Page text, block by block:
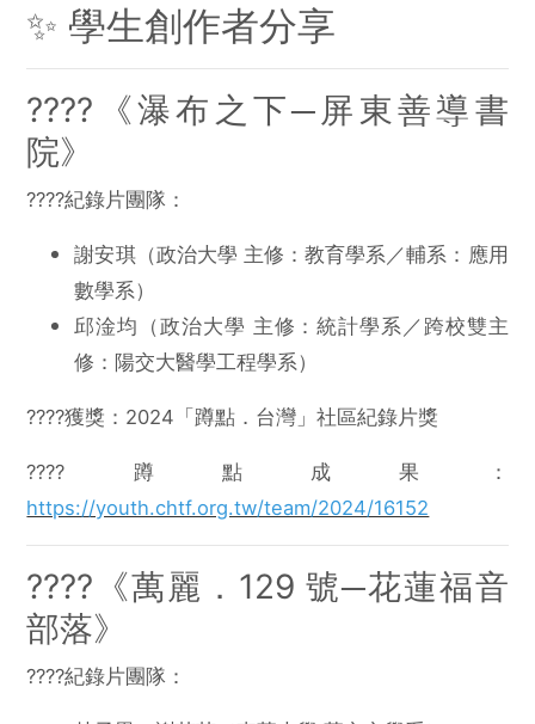
✨ 學生創作者分享
????️《瀑布之下─屏東善導書
院》
????紀錄片團隊：
謝安琪（政治大學 主修：教育學系／輔系：應用
數學系）
邱淦均（政治大學 主修：統計學系／跨校雙主
修：陽交大醫學工程學系）
????獲獎：2024「蹲點．台灣」社區紀錄片獎
????蹲點成果：
https://youth.chtf.org.tw/team/2024/16152
????️《萬麗．129 號─花蓮福音
部落》
????紀錄片團隊：